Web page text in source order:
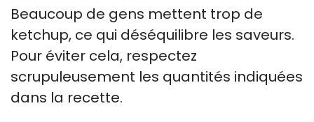
Beaucoup de gens mettent trop de
ketchup, ce qui déséquilibre les saveurs.
Pour éviter cela, respectez
scrupuleusement les quantités indiquées
dans la recette.